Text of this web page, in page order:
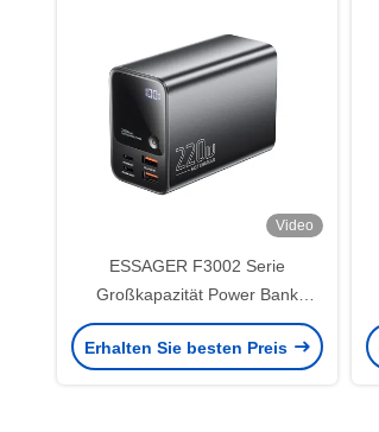
Video
ESSAGER F3002 Serie
Großkapazität Power Bank
27000mah Für Telefon
Erhalten Sie besten Preis